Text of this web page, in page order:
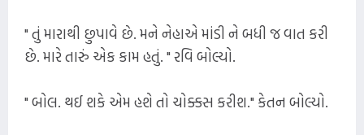
" તું મારાથી છુપાવે છે. મને નેહાએ માંડી ને બધી જ વાત કરી
છે. મારે તારું એક કામ હતું. " રવિ બોલ્યો.
" બોલ. થઈ શકે એમ હશે તો ચોક્કસ કરીશ." કેતન બોલ્યો.